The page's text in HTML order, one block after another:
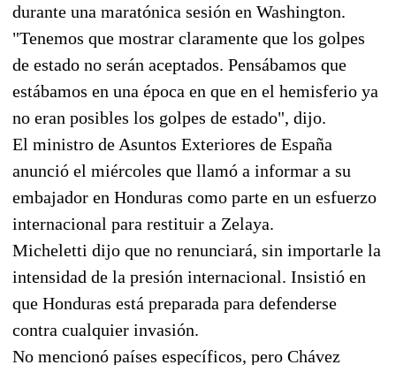
durante una maratónica sesión en Washington.
"Tenemos que mostrar claramente que los golpes
de estado no serán aceptados. Pensábamos que
estábamos en una época en que en el hemisferio ya
no eran posibles los golpes de estado", dijo.
El ministro de Asuntos Exteriores de España
anunció el miércoles que llamó a informar a su
embajador en Honduras como parte en un esfuerzo
internacional para restituir a Zelaya.
Micheletti dijo que no renunciará, sin importarle la
intensidad de la presión internacional. Insistió en
que Honduras está preparada para defenderse
contra cualquier invasión.
No mencionó países específicos, pero Chávez